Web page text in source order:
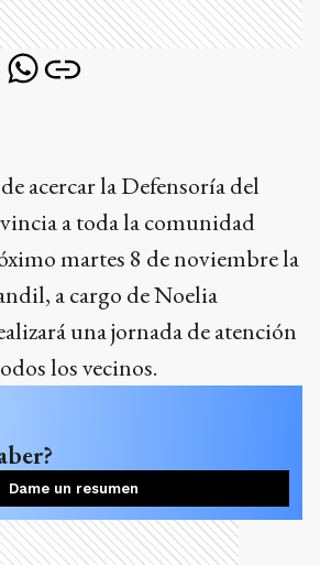
acercar la Defensoría del
a toda la comunidad
martes 8 de noviembre la
a cargo de Noelia
una jornada de atención
los vecinos.
Dame un resumen